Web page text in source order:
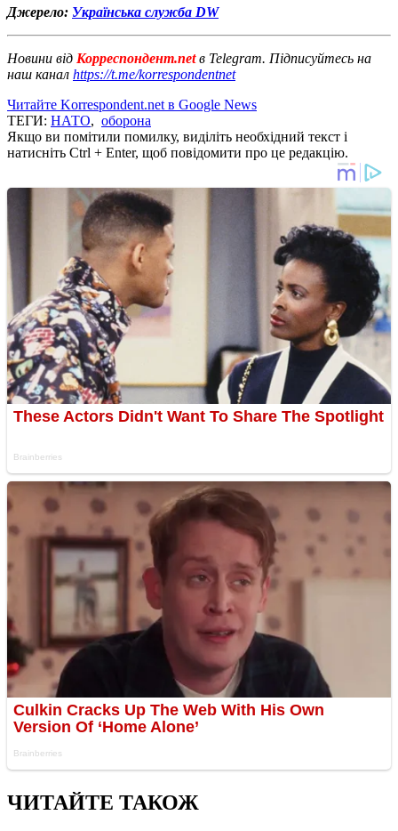
Джерело: Українська служба DW
Новини від Корреспондент.netв Telegram. Підписуйтесь на
наш канал https://t.me/korrespondentnet
Читайте Korrespondent.net в Google News
ТЕГИ: НАТО, оборона
Якщо ви помітили помилку, виділіть необхідний текст і
натисніть Ctrl + Enter, щоб повідомити про це редакцію.
ЧИТАЙТЕ ТАКОЖ